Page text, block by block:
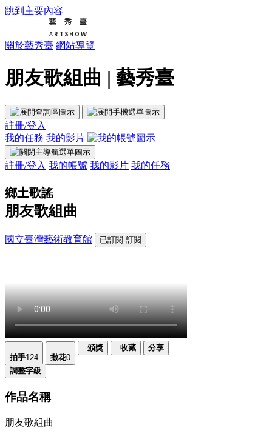
跳到主要內容
關於藝秀臺 網站導覽
朋友歌組曲 | 藝秀臺
註冊/登入
我的任務 我的影片
註冊/登入 我的帳號 我的影片 我的任務
鄉土歌謠
朋友歌組曲
國立臺灣藝術教育館 已訂閱 訂閱
拍手124 撒花0
頒獎 收藏 分享
調整字級
作品名稱
朋友歌組曲